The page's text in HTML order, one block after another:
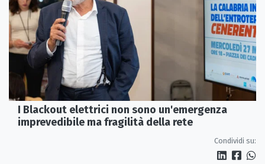
I Blackout elettrici non sono un'emergenza
imprevedibile ma fragilità della rete
Condividi su: